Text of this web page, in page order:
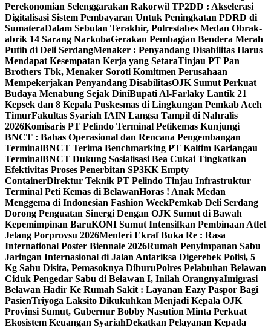
Perekonomian Selenggarakan Rakorwil TP2DD : Akselerasi
Digitalisasi Sistem Pembayaran Untuk Peningkatan PDRD di
SumateraDalam Sebulan Terakhir, Polrestabes Medan Obrak-
abrik 14 Sarang NarkobaGerakan Pembagian Bendera Merah
Putih di Deli SerdangMenaker : Penyandang Disabilitas Harus
Mendapat Kesempatan Kerja yang SetaraTinjau PT Pan
Brothers Tbk, Menaker Soroti Komitmen Perusahaan
Mempekerjakan Penyandang DisabilitasOJK Sumut Perkuat
Budaya Menabung Sejak DiniBupati Al-Farlaky Lantik 21
Kepsek dan 8 Kepala Puskesmas di Lingkungan Pemkab Aceh
TimurFakultas Syariah IAIN Langsa Tampil di Nahralis
2026Komisaris PT Pelindo Terminal Petikemas Kunjungi
BNCT : Bahas Operasional dan Rencana Pengembangan
TerminalBNCT Terima Benchmarking PT Kaltim Kariangau
TerminalBNCT Dukung Sosialisasi Bea Cukai Tingkatkan
Efektivitas Proses Penerbitan SP3KK Empty
ContainerDirektur Teknik PT Pelindo Tinjau Infrastruktur
Terminal Peti Kemas di BelawanHoras ! Anak Medan
Menggema di Indonesian Fashion WeekPemkab Deli Serdang
Dorong Penguatan Sinergi Dengan OJK Sumut di Bawah
Kepemimpinan BaruKONI Sumut Intensifkan Pembinaan Atlet
Jelang Porprovsu 2026Menteri Ekraf Buka Re : Rasa
International Poster Biennale 2026Rumah Penyimpanan Sabu
Jaringan Internasional di Jalan Antariksa Digerebek Polisi, 5
Kg Sabu Disita, Pemasoknya DiburuPolres Pelabuhan Belawan
Ciduk Pengedar Sabu di Belawan I, Inilah OrangnyaImigrasi
Belawan Hadir Ke Rumah Sakit : Layanan Eazy Paspor Bagi
PasienTriyoga Laksito Dikukuhkan Menjadi Kepala OJK
Provinsi Sumut, Gubernur Bobby Nasution Minta Perkuat
Ekosistem Keuangan SyariahDekatkan Pelayanan Kepada